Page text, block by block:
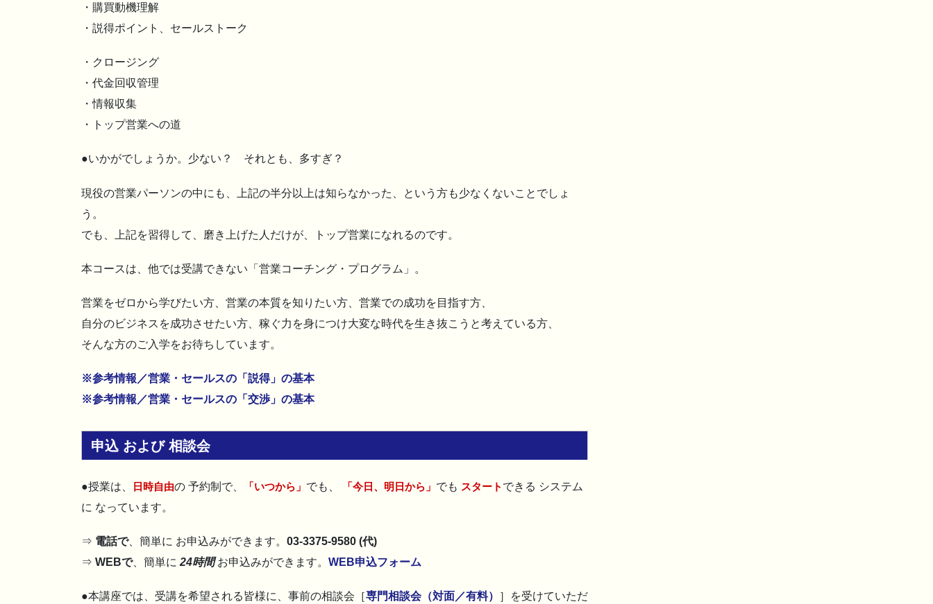
・購買動機理解
・説得ポイント、セールストーク
・クロージング
・代金回収管理
・情報収集
・トップ営業への道
●いかがでしょうか。少ない？ それとも、多すぎ？
現役の営業パーソンの中にも、上記の半分以上は知らなかった、という方も少なくないことでしょ
う。
でも、上記を習得して、磨き上げた人だけが、トップ営業になれるのです。
本コースは、他では受講できない「営業コーチング・プログラム」。
営業をゼロから学びたい方、営業の本質を知りたい方、営業での成功を目指す方、
自分のビジネスを成功させたい方、稼ぐ力を身につけ大変な時代を生き抜こうと考えている方、
そんな方のご入学をお待ちしています。
※参考情報／営業・セールスの「説得」の基本
※参考情報／営業・セールスの「交渉」の基本
申込 および 相談会
●授業は、 日時自由の 予約制で、 「いつから」 でも、 「今日、明日から」 でも スタート できる システム
に なっています。
⇒ 電話で、簡単に お申込みができます。 03-3375-9580 (代)
⇒ WEBで、簡単に 24時間お申込みができます。 WEB申込フォーム
●本講座では、受講を希望される皆様に、事前の相談会［専門相談会（対面／有料） ］を受けていただ